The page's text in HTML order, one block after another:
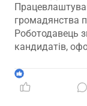
громадянства
Роботодавець
кандидатів,
прийняття на
1